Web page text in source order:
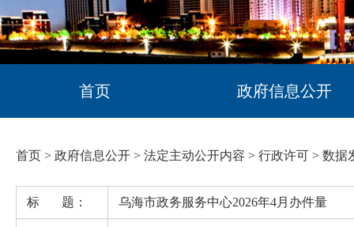
首页 政府信息公开
首页 > 政府信息公开 > 法定主动公开内容 > 行政许可 > 数据
标 题： 乌海市政务服务中心2026年4月办件量